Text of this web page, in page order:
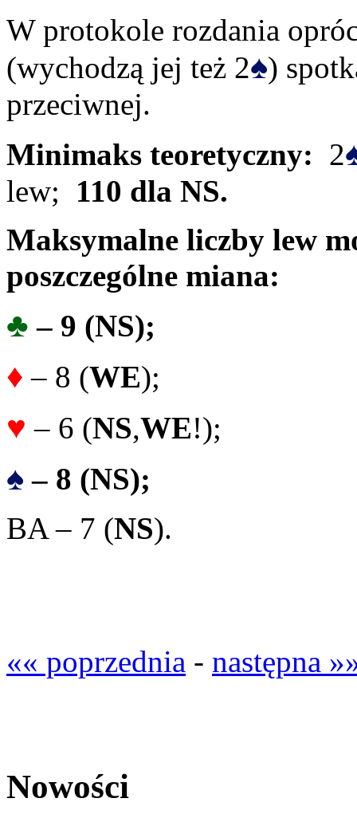
W protokole rozdania
(wychodzą jej też 2♠)
przeciwnej.
Minimaks teoretyczny: 2
lew; 110 dla NS.
Maksymalne liczby lew
poszczególne miana:
♣ – 9 (NS);
♦ – 8 (WE);
♥ – 6 (NS,WE!);
♠ – 8 (NS);
BA – 7 (NS).
«« poprzednia - następna
Nowości